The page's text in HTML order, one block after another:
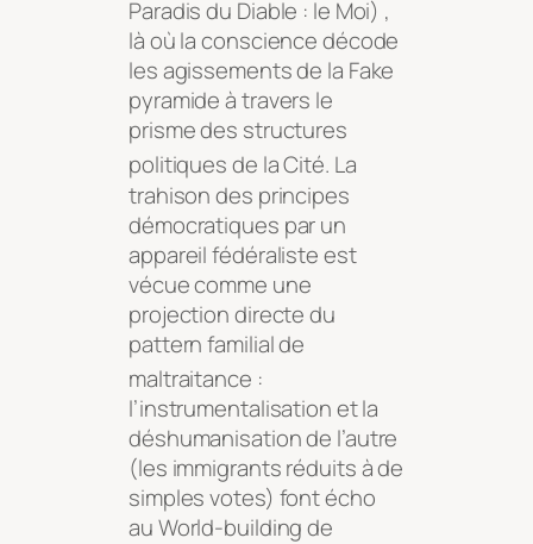
Paradis du Diable : le Moi) ,
là où la conscience décode
les agissements de la Fake
pyramide à travers le
prisme des structures
politiques de la Cité. La
trahison des principes
démocratiques par un
appareil fédéraliste est
vécue comme une
projection directe du
pattern familial de
maltraitance :
l’instrumentalisation et la
déshumanisation de l’autre
(les immigrants réduits à de
simples votes) font écho
au World-building de